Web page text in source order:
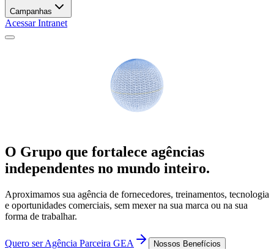
Campanhas
Acessar Intranet
O Grupo que fortalece agências
independentes no mundo inteiro.
Aproximamos sua agência de fornecedores, treinamentos, tecnologia
e oportunidades comerciais, sem mexer na sua marca ou na sua
forma de trabalhar.
Quero ser Agência Parceira GEA Nossos Benefícios